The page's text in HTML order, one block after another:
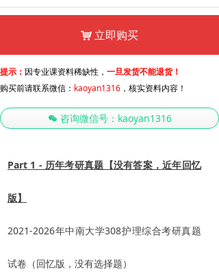
낙 立即购买
Part 1 - 历年考研真题【没有答案，近年回忆
版】
2021-2026年中南大学308护理综合考研真题
试卷（回忆版，没有选择题）
提示： 因专业课资料稀缺性， 一旦发货不能退货！
购买前请联系微信： kaoyan1316 ，核实资料内容！
너 咨询微信号：kaoyan1316